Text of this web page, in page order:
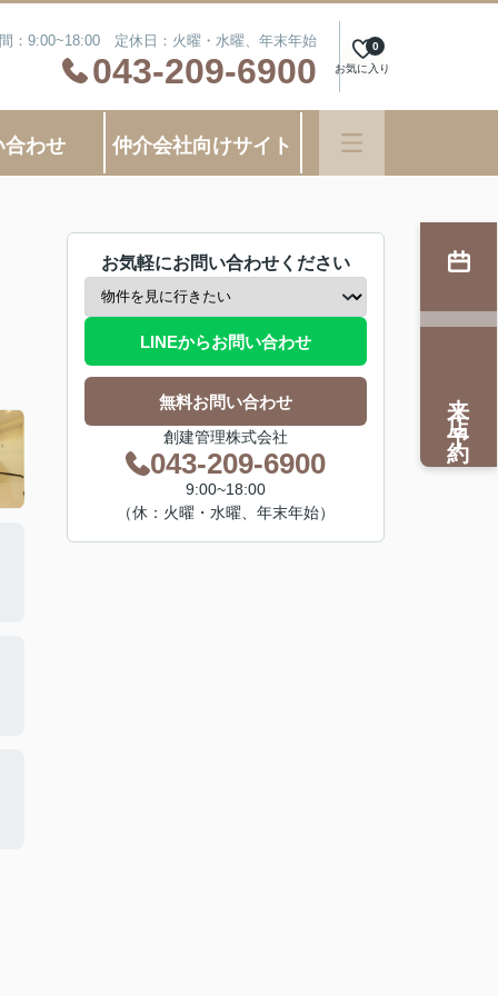
：9:00~18:00 定休日：火曜・水曜、年末年始
043-209-6900 お気に入り
0
合わせ 仲介会社向けサイト
お気軽にお問い合わせください
LINEからお問い合わせ
無料お問い合わせ
創建管理株式会社
043-209-6900
9:00~18:00
（休：火曜・水曜、年末年始）
来店予約